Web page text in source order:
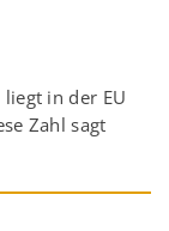
in der EU
Zahl sagt